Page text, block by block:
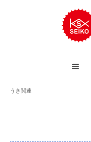
うき関連